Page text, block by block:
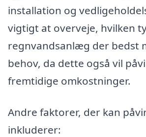
installation og
vigtigt at overveje, hvilken
regnvandsanlæg der bedst
behov, da dette også vil
fremtidige omkostninger.
Andre faktorer, der kan
inkluderer: